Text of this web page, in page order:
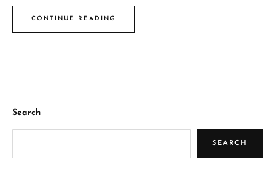
CONTINUE READING
Search
SEARCH